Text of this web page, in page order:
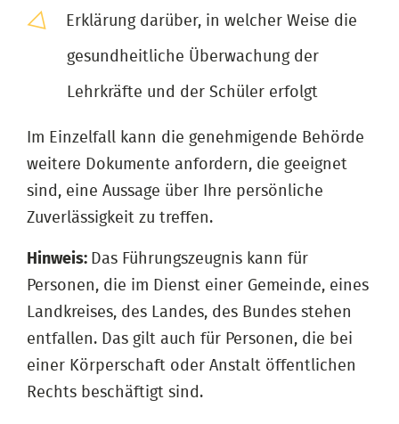
Erklärung darüber, in welcher Weise die
gesundheitliche Überwachung der
Lehrkräfte und der Schüler erfolgt
Im Einzelfall kann die genehmigende Behörde
weitere Dokumente anfordern, die geeignet
sind, eine Aussage über Ihre persönliche
Zuverlässigkeit zu treffen.
Hinweis: Das Führungszeugnis kann für
Personen, die im Dienst einer Gemeinde, eines
Landkreises, des Landes, des Bundes stehen
entfallen. Das gilt auch für Personen, die bei
einer Körperschaft oder Anstalt öffentlichen
Rechts beschäftigt sind.